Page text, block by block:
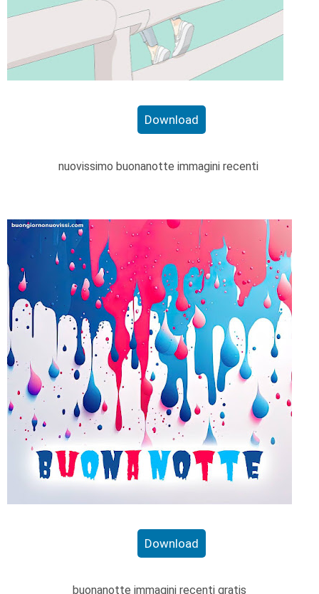
Download
nuovissimo buonanotte immagini recenti
Download
buonanotte immagini recenti gratis